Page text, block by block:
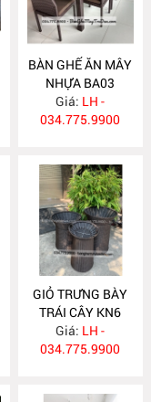
BÀN GHẾ ĂN MÂY
NHỰA BA03
Giá: LH -
034.775.9900
GIỎ TRƯNG BÀY
TRÁI CÂY KN6
Giá: LH -
034.775.9900